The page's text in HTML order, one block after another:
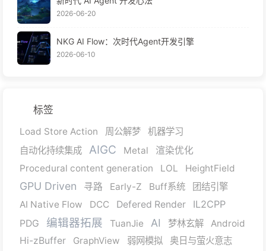
2026-06-20
NKG AI Flow：次时代Agent开发引擎
2026-06-10
标签
Load Store Action 周公解梦
机器学习
自动化持续集成
AIGC Metal
渲染优化
Procedural content generation
LOL HeightField
GPU Driven 寻路 Early-Z Buff系统
团结引擎
AI Native Flow
DCC Defered Render IL2CPP
PDG 编辑器拓展 TuanJie AI 梦林玄解
Android
Hi-zBuffer
GraphView 弱网模拟
奥日与萤火意志